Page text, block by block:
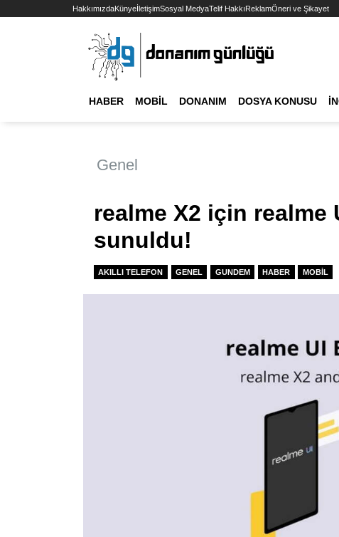
HakkımızdaKünyeİletişimSosyal MedyaTelif HakkıReklamÖneri ve Şikayet
HABER MOBIL DONANIM DOSYA KONUSU
Genel
realme X2 için realme
sunuldu!
AKILLI TELEFON GENEL GUNDEM HABER MOBIL